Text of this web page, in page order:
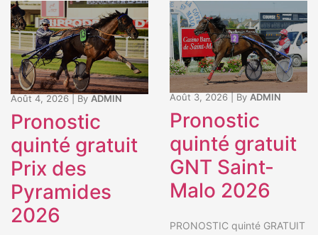
Août 4, 2026 | ByADMIN
Pronostic
quinté gratuit
Prix des
Pyramides
2026
Août 3, 2026 | ByADMIN
Pronostic
quinté gratuit
GNT Saint-
Malo 2026
PRONOSTIC quinté GRATUIT